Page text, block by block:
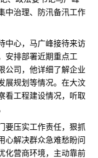
中治理、防汛备汛工作
心，马广峰接待来访
安排部署近期重点工
公司，他详细了解企业
展规划等情况。在大汶
看工程建设情况，听取
压实工作责任，狠抓
心解决群众急难愁盼问
化营商环境，主动靠前